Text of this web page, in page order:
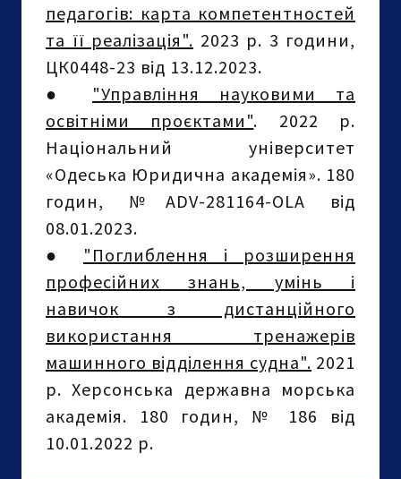
педагогів: карта компетентностей
та її реалізація". 2023 р. 3 години,
ЦК0448-23 від 13.12.2023.
●
"Управління науковими та
освітніми проєктами". 2022 р.
Національний університет
«Одеська Юридична академія». 180
годин, №ADV-281164-OLA від
08.01.2023.
●
"Поглиблення і розширення
професійних знань, умінь і
навичок з дистанційного
використання тренажерів
машинного відділення судна". 2021
р. Херсонська державна морська
академія. 180 годин, № 186 від
10.01.2022 р.